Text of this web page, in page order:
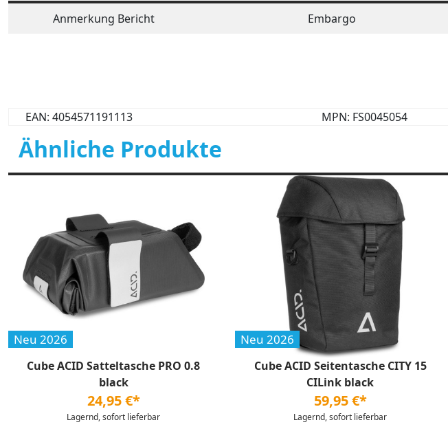
Anmerkung Bericht Embargo
EAN: 4054571191113 MPN: FS0045054
Ähnliche Produkte
Neu 2026
Cube ACID Satteltasche PRO 0.8
black
24,95 €*
Lagernd, sofort lieferbar
Neu 2026
Cube ACID Seitentasche CITY 15
CILink black
59,95 €*
Lagernd, sofort lieferbar